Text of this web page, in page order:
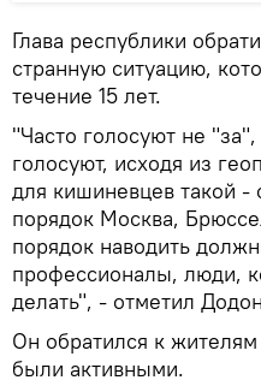
Глава республики
странную ситуацию,
течение 15 лет.
"Часто голосуют не
голосуют, исходя из
для кишиневцев такой -
порядок Москва,
порядок наводить
профессионалы, люди,
делать", - отметил
Он обратился к
были активными.